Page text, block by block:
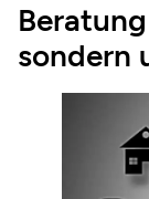
sondern